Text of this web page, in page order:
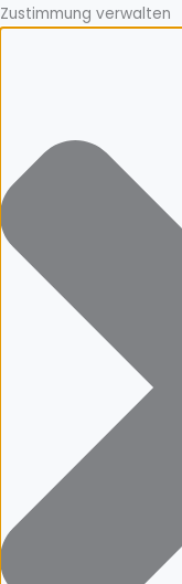
Zustimmung verwalten